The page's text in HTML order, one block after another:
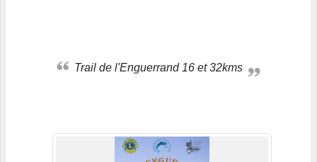
Trail de l'Enguerrand 16 et 32kms